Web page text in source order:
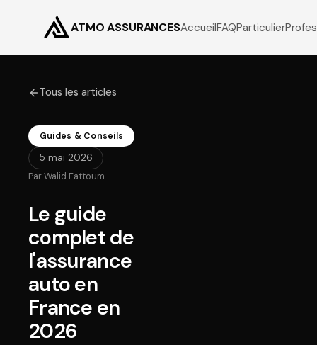
ATMO ASSURANCESAccueilFAQParticulier
Tous les articles
Guides & Conseils
5 mai 2026
ParWalid Fattoum
Le guide
complet de
l'assurance
auto en
France en
2026